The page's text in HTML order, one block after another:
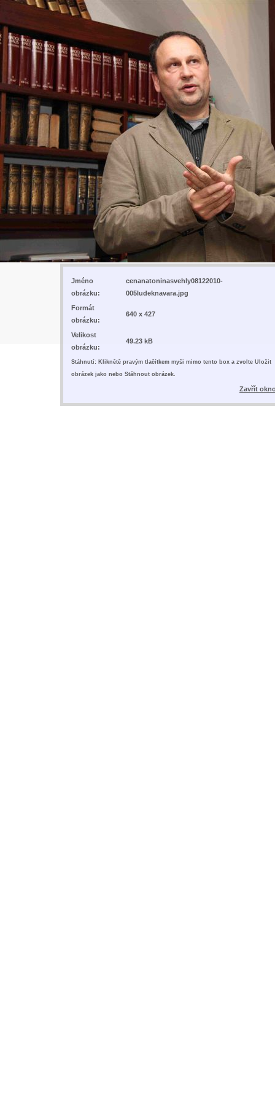
Jméno
obrázku:
cenanatoninasvehly08122010-
005ludeknavara.jpg
Formát
obrázku:
640 x 427
Velikost
obrázku:
49.23 kB
Stáhnutí: Kliknětě pravým tlačítkem myši mimo tento box a zvolte Uložit
obrázek jako nebo Stáhnout obrázek.
Zavřít